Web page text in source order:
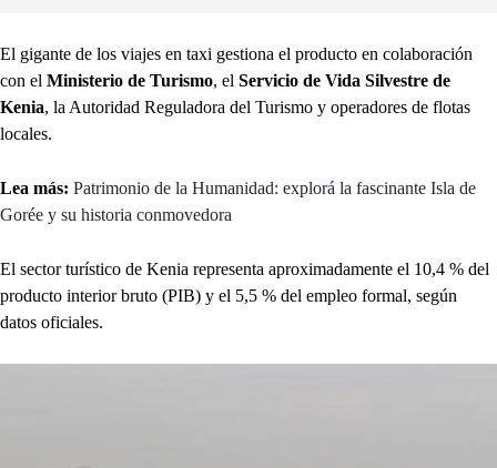
El gigante de los viajes en taxi gestiona el producto en colaboración
con el Ministerio de Turismo, el Servicio de Vida Silvestre de
Kenia, la Autoridad Reguladora del Turismo y operadores de flotas
locales.
Lea más: Patrimonio de la Humanidad: explorá la fascinante Isla de
Gorée y su historia conmovedora
El sector turístico de Kenia representa aproximadamente el 10,4 % del
producto interior bruto (PIB) y el 5,5 % del empleo formal, según
datos oficiales.